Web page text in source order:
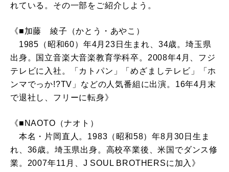
れている。その一部をご紹介しよう。
《■加藤 綾子（かとう・あやこ）
1985（昭和60）年4月23日生まれ、34歳。埼玉県
出身。国立音楽大音楽教育学科卒。2008年4月、フジ
テレビに入社。「カトパン」「めざましテレビ」「ホ
ンマでっか!?TV」などの人気番組に出演。16年4月末
で退社し、フリーに転身》
《■NAOTO（ナオト）
本名・片岡直人。1983（昭和58）年8月30日生ま
れ、36歳。埼玉県出身。高校卒業後、米国でダンス修
業。2007年11月、J SOUL BROTHERSに加入》